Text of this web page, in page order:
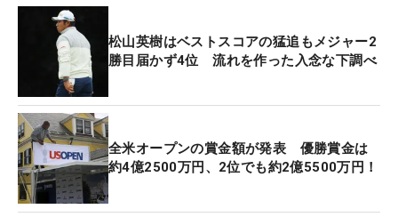
ルにプレッシャーを与えることができる」。そのよ
うな気持ちで打った2打目は、フェードの軌道を描
き、その言葉通り、グリーンを捉えた。
こん身の一打だった。「正直に言うと、今年苦労し
ていることのひとつに“フェアウェイバンカー”があ
ったんだ。あの状況はピン方向に打てなくて、左を
狙うしかなかった。もしピンに真っすぐ打てていた
松山英樹はベストスコアの猛追もメジャー2
勝目届かず4位 流れを作った入念な下調べ
全米オープンの賞金額が発表 優勝賞金は
約4億2500万円、2位でも約2億5500万円！